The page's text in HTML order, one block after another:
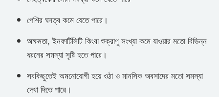
পেশির ঘনত্ব কমে যেতে পারে।
অক্ষমতা, ইনফার্টিলিটি কিংবা শুক্রাণু সংখ্যা কমে যাওয়ার মতো বিভিন্ন
ধরনের সমস্যা সৃষ্টি হতে পারে।
সবকিছুতেই অমনোযোগী হয়ে ওঠা ও মানসিক অবসাদের মতো সমস্যা
দেখা দিতে পারে।